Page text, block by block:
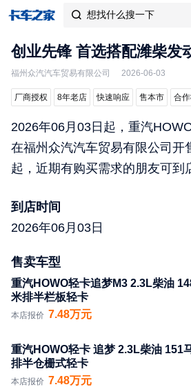
 想找什么搜一下
创业先锋 首选搭配潍柴发
福州众汽汽车贸易有限公司 2026-06-03
厂商授权 8年老店 快速响应 售本市 合
2026年06月03日起，重汽
在福州众汽汽车贸易有限公司开
起，近期有购买需求的朋友可到
到店时间
2026年06月03日
售卖车型
重汽HOWO轻卡追梦M3 2.3L柴油
米排半栏板轻卡
本店报价 7.48万元
重汽HOWO轻卡 追梦 2.3L柴油 151
排半仓栅式轻卡
本店报价 7.48万元